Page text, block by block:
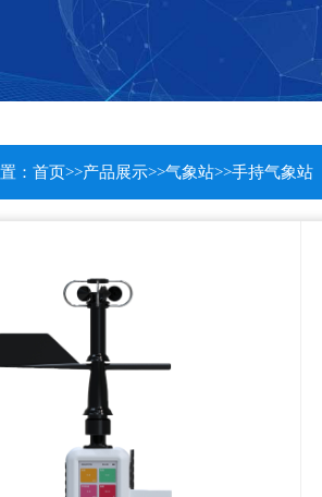
： 首页>>产品展示>>气象站>>手持气象站